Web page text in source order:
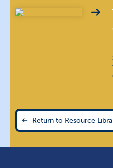
Return to Resource